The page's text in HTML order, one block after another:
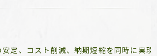
定、コスト削減、納期短縮を同時に実現